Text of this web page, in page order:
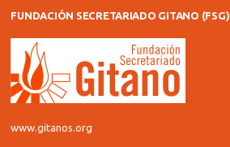
FUNDACIÓN SECRETARIADO GITANO (FSG)
www.gitanos.org